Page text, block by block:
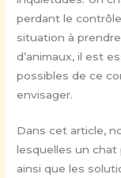
perdant le
situation à
d’animaux, il est
possibles de ce
envisager.
Dans cet article,
lesquelles un
ainsi que les